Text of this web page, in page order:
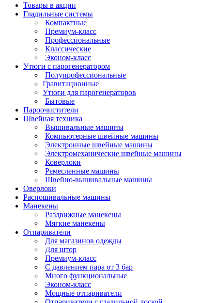
Товары в акции
Гладильные системы
Компактные
Премиум-класс
Профессиональные
Классические
Эконом-класс
Утюги с парогенератором
Полупрофессиональные
Гравитационные
Утюги для парогенераторов
Бытовые
Пароочистители
Швейная техника
Вышивальные машины
Компьютерные швейные машины
Электронные швейные машины
Электромеханические швейные машины
Коверлоки
Ремесленные машины
Швейно-вышивальные машины
Оверлоки
Распошивальные машины
Манекены
Раздвижные манекены
Мягкие манекены
Отпариватели
Для магазинов одежды
Для штор
Премиум-класс
С давлением пара от 3 бар
Много функциональные
Эконом-класс
Мощные отпариватели